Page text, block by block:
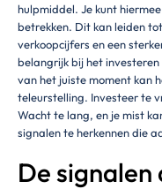
hulpmiddel. Je kunt
betrekken. Dit kan leiden
verkoopcijfers en een
belangrijk bij het
van het juiste moment kan
teleurstelling. Investeer te
Wacht te lang, en je mist
signalen te herkennen die
De